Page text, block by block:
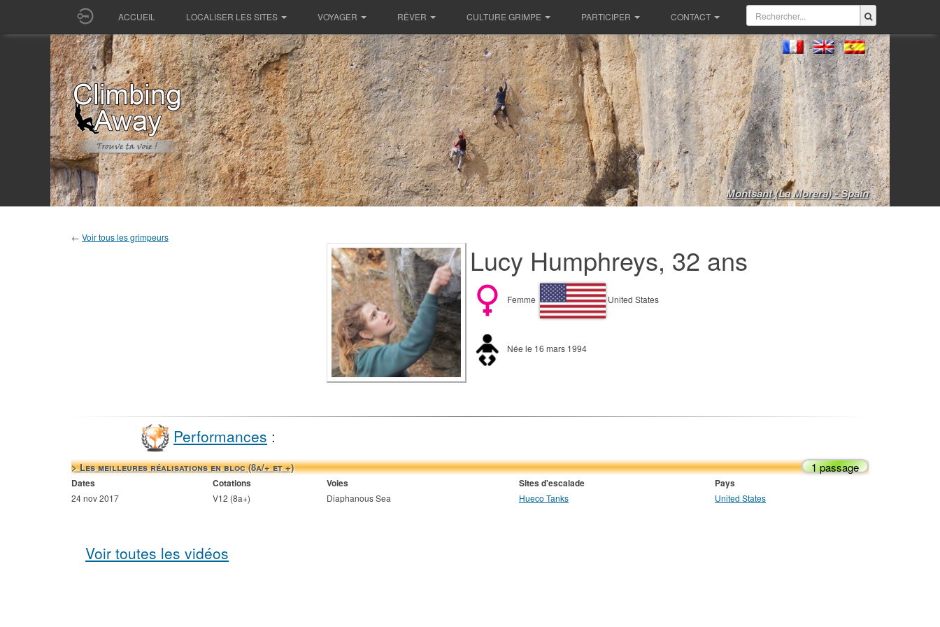
ACCUEIL LOCALISER LES SITES VOYAGER RÊVER CULTURE GRIMPE PARTICIPER CONTACT
Montsant (La Morera) - Spain
← Voir tous les grimpeurs
Lucy Humphreys, 32 ans
Femme United States
Née le 16 mars 1994
Performances :
> Les meilleures réalisations en bloc (8a/+ et +) 1 passage
Dates Cotations Voies Sites d'escalade Pays
24 nov 2017 V12 (8a+) Diaphanous Sea Hueco Tanks United States
Voir toutes les vidéos